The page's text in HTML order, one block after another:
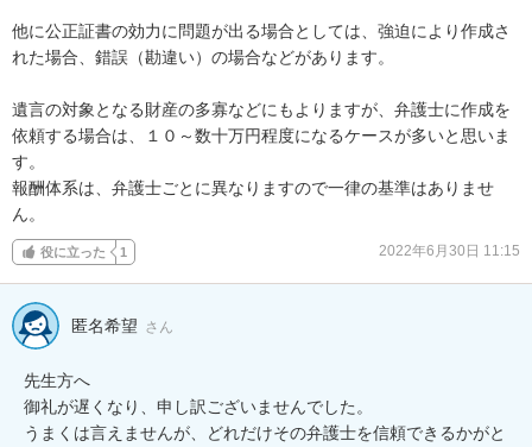
他に公正証書の効力に問題が出る場合としては、強迫により作成さ
れた場合、錯誤（勘違い）の場合などがあります。
遺言の対象となる財産の多寡などにもよりますが、弁護士に作成を
依頼する場合は、１０～数十万円程度になるケースが多いと思いま
す。
報酬体系は、弁護士ごとに異なりますので一律の基準はありませ
ん。
役に立った 1 2022年6月30日 11:15
匿名希望 さん
先生方へ
御礼が遅くなり、申し訳ございませんでした。
うまくは言えませんが、どれだけその弁護士を信頼できるかがと